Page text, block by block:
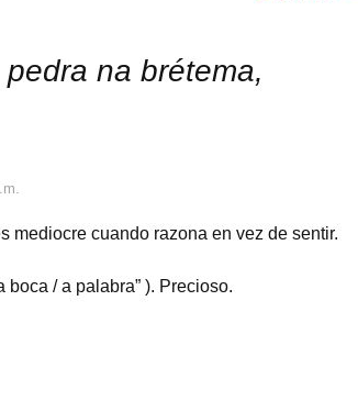
pedra na brétema,
mediocre cuando razona en vez de sentir.
boca / a palabra” ). Precioso.